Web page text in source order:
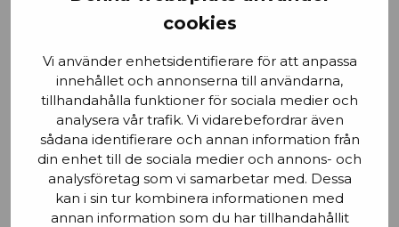
cookies
Vi använder enhetsidentifierare för att anpassa
innehållet och annonserna till användarna,
tillhandahålla funktioner för sociala medier och
analysera vår trafik. Vi vidarebefordrar även
sådana identifierare och annan information från
din enhet till de sociala medier och annons- och
analysföretag som vi samarbetar med. Dessa
kan i sin tur kombinera informationen med
annan information som du har tillhandahållit
Stad
Mobilnummer